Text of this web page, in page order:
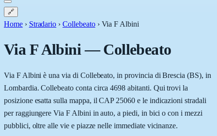
🔗
Home › Stradario › Collebeato › Via F Albini
Via F Albini—Collebeato
Via F Albini è una via di Collebeato, in provincia di Brescia (BS), in
Lombardia. Collebeato conta circa 4698 abitanti. Qui trovi la
posizione esatta sulla mappa, il CAP 25060 e le indicazioni stradali
per raggiungere Via F Albini in auto, a piedi, in bici o con i mezzi
pubblici, oltre alle vie e piazze nelle immediate vicinanze.